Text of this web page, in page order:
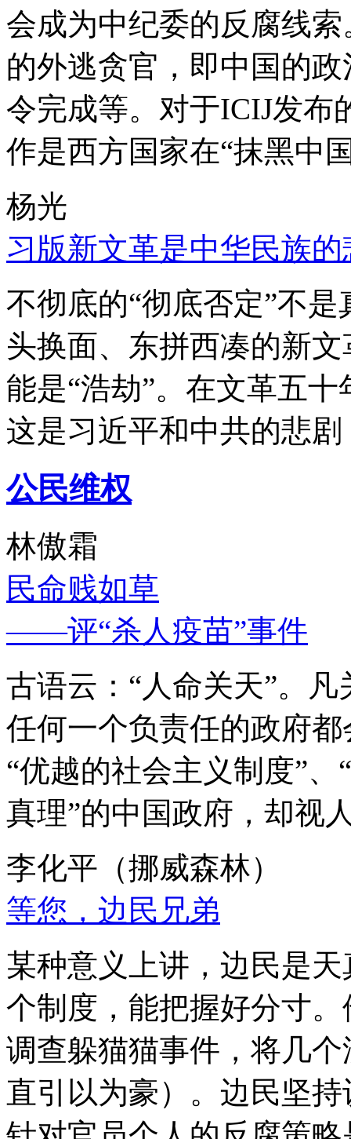
会成为中纪委的反腐线
的外逃贪官，即中国的
令完成等。对于ICIJ发布
作是西方国家在“抹黑中
杨光
习版新文革是中华民族的
不彻底的“彻底否定”不
头换面、东拼西凑的新
能是“浩劫”。在文革五
这是习近平和中共的悲
公民维权
林傲霜
民命贱如草
——评“杀人疫苗”事件
古语云：“人命关天”。
任何一个负责任的政府
“优越的社会主义制度”
真理”的中国政府，却视
李化平（挪威森林）
等您，边民兄弟
某种意义上讲，边民是
个制度，能把握好分寸
调查躲猫猫事件，将几
直引以为豪）。边民坚